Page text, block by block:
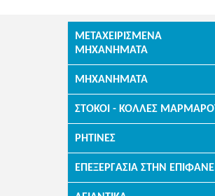
ΜΕΤΑΧΕΙΡΙΣΜΈΝΑ
ΜΗΧΑΝΉΜΑΤΑ
ΜΗΧΑΝΉΜΑΤΑ
ΣΤΌΚΟΙ - ΚΌΛΛΕΣ
ΡΗΤΊΝΕΣ
ΕΠΕΞΕΡΓΑΣΊΑ ΣΤΗΝ